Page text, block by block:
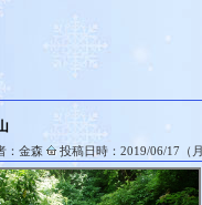
：金森 投稿日時：2019/06/17（